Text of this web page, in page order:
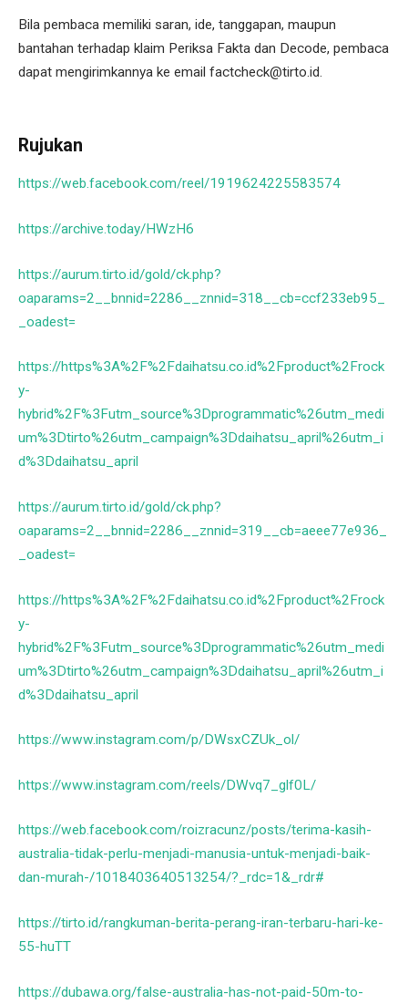
Bila pembaca memiliki saran, ide, tanggapan, maupun
bantahan terhadap klaim Periksa Fakta dan Decode, pembaca
dapat mengirimkannya ke email factcheck@tirto.id.
Rujukan
https://web.facebook.com/reel/1919624225583574
https://archive.today/HWzH6
https://aurum.tirto.id/gold/ck.php?
oaparams=2__bnnid=2286__znnid=318__cb=ccf233eb95_
_oadest=
https://https%3A%2F%2Fdaihatsu.co.id%2Fproduct%2Frock
y-
hybrid%2F%3Futm_source%3Dprogrammatic%26utm_medi
um%3Dtirto%26utm_campaign%3Ddaihatsu_april%26utm_i
d%3Ddaihatsu_april
https://aurum.tirto.id/gold/ck.php?
oaparams=2__bnnid=2286__znnid=319__cb=aeee77e936_
_oadest=
https://https%3A%2F%2Fdaihatsu.co.id%2Fproduct%2Frock
y-
hybrid%2F%3Futm_source%3Dprogrammatic%26utm_medi
um%3Dtirto%26utm_campaign%3Ddaihatsu_april%26utm_i
d%3Ddaihatsu_april
https://www.instagram.com/p/DWsxCZUk_ol/
https://www.instagram.com/reels/DWvq7_glf0L/
https://web.facebook.com/roizracunz/posts/terima-kasih-
australia-tidak-perlu-menjadi-manusia-untuk-menjadi-baik-
dan-murah-/1018403640513254/?_rdc=1&_rdr#
https://tirto.id/rangkuman-berita-perang-iran-terbaru-hari-ke-
55-huTT
https://dubawa.org/false-australia-has-not-paid-50m-to-